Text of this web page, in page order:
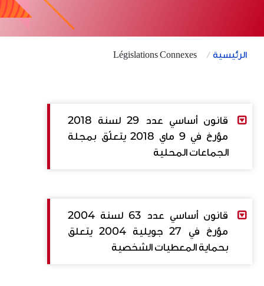
الرئيسية
قانون أساسي عدد 29 لسنة 2018
مؤرخ في 9 ماي 2018 يتعلّق بمجلة
الجماعات المحلية
قانون أساسي عدد 63 لسنة 2004
مؤرخ في 27 جويلية 2004 يتعلق
بحماية المعطيات الشخصية